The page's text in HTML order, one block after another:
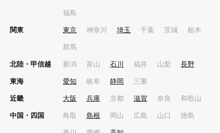
福島
関東 東京 神奈川 埼玉 千葉 茨城 栃木
群馬
北陸・甲信越 新潟 富山 石川 福井 山梨 長野
東海 愛知 岐阜 静岡 三重
近畿 大阪 兵庫 京都 滋賀 奈良 和歌山
中国・四国 鳥取 島根 岡山 広島 山口 徳島